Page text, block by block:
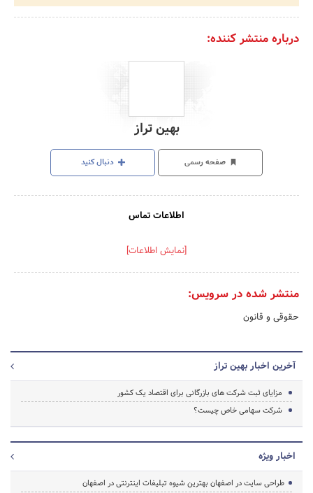
درباره منتشر کننده:
بهین تراز
صفحه رسمی دنبال کنید
اطلاعات تماس
[نمایش اطلاعات]
منتشر شده در سرویس:
حقوقی و قانون
آخرین اخبار بهین تراز
مزایای ثبت شرکت های بازرگانی برای اقتصاد یک کشور
شرکت سهامی خاص چیست؟
اخبار ویژه
طراحی سایت در اصفهان بهترین شیوه تبلیغات اینترنتی در اصفهان